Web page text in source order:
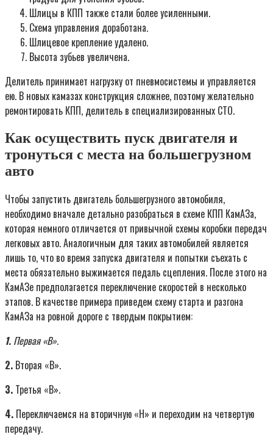
Шлицы в КПП также стали более усиленными.
Схема управления доработана.
Шлицевое крепление удалено.
Высота зубьев увеличена.
Делитель принимает нагрузку от пневмосистемы и управляется
ею. В новых камазах конструкция сложнее, поэтому желательно
ремонтировать КПП, делитель в специализированных СТО.
Как осуществить пуск двигателя и
тронуться с места на большегрузном
авто
Чтобы запустить двигатель большегрузного автомобиля,
необходимо вначале детально разобраться в схеме КПП КамАЗа,
которая немного отличается от привычной схемы коробки передач
легковых авто. Аналогичным для таких автомобилей является
лишь то, что во время запуска двигателя и попытки съехать с
места обязательно выжимается педаль сцепления. После этого на
КамАЗе предполагается переключение скоростей в несколько
этапов. В качестве примера приведем схему старта и разгона
КамАЗа на ровной дороге с твердым покрытием:
1. Первая «В».
2. Вторая «В».
3. Третья «В».
4. Переключаемся на вторичную «Н» и переходим на четвертую
передачу.